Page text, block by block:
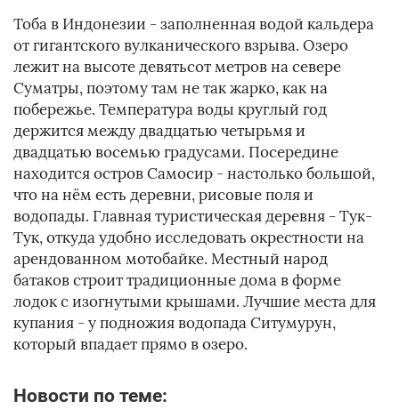
Тоба в Индонезии - заполненная водой кальдера
от гигантского вулканического взрыва. Озеро
лежит на высоте девятьсот метров на севере
Суматры, поэтому там не так жарко, как на
побережье. Температура воды круглый год
держится между двадцатью четырьмя и
двадцатью восемью градусами. Посередине
находится остров Самосир - настолько большой,
что на нём есть деревни, рисовые поля и
водопады. Главная туристическая деревня - Тук-
Тук, откуда удобно исследовать окрестности на
арендованном мотобайке. Местный народ
батаков строит традиционные дома в форме
лодок с изогнутыми крышами. Лучшие места для
купания - у подножия водопада Ситумурун,
который впадает прямо в озеро.
Новости по теме: